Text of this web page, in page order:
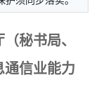
秘书局、
信业能力